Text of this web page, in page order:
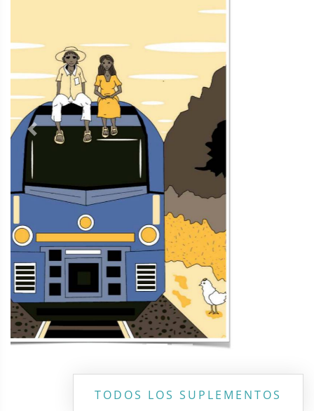
Contacto Directorio Aviso de privacidad
Copyright ©2026 Todos los derechos reservados | La Jornada
Maya